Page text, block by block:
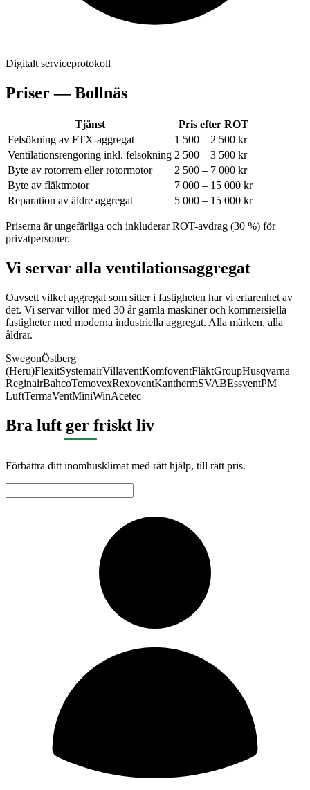
Digitalt serviceprotokoll
Priser —Bollnäs
Tjänst
Pris efter ROT
Felsökning av FTX-aggregat
1 500 – 2 500 kr
Ventilationsrengöring inkl. felsökning 2 500 – 3 500 kr
Byte av rotorrem eller rotormotor
2 500 – 7 000 kr
Byte av fläktmotor
7 000 – 15 000 kr
Reparation av äldre aggregat
5 000 – 15 000 kr
Priserna är ungefärliga och inkluderar ROT-avdrag (30 %) för
privatpersoner.
Vi servar alla ventilationsaggregat
Oavsett vilket aggregat som sitter i fastigheten har vi erfarenhet av
det. Vi servar villor med 30 år gamla maskiner och kommersiella
fastigheter med moderna industriella aggregat. Alla märken, alla
åldrar.
SwegonÖstberg
(Heru)FlexitSystemairVillaventKomfoventFläktGroupHusqvarna
ReginairBahcoTemovexRexoventKanthermSVABEssventPM
LuftTermaVentMiniWinAcetec
Bra luft ger friskt liv
Förbättra ditt inomhusklimat med rätt hjälp, till rätt pris.